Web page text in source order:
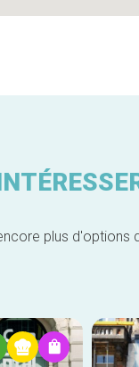
plus d'options